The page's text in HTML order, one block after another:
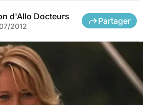
d'Allo Docteurs
2012
Partager